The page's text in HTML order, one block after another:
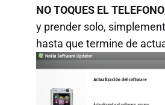
NO TOQUES EL TELEFONO
y prender solo,
hasta que termine de